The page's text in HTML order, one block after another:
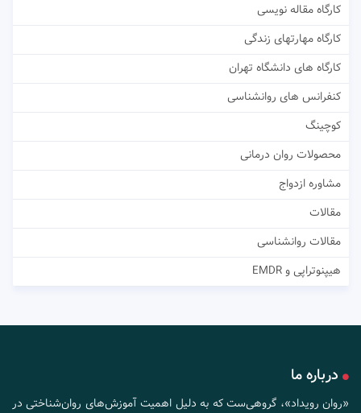
کارگاه مقاله نویسی
کارگاه مهارتهای زندگی
کارگاه های دانشگاه تهران
کنفرانس های روانشناسی
کوچینگ
محصولات روان درمانی
مشاوره ازدواج
مقالات
مقالات روانشناسی
هیپنوتراپی و EMDR
درباره ما
«روان رویداد»، گروهی‌ست که به دلیل اهمیت آموزش‌های روان‌شناختی در